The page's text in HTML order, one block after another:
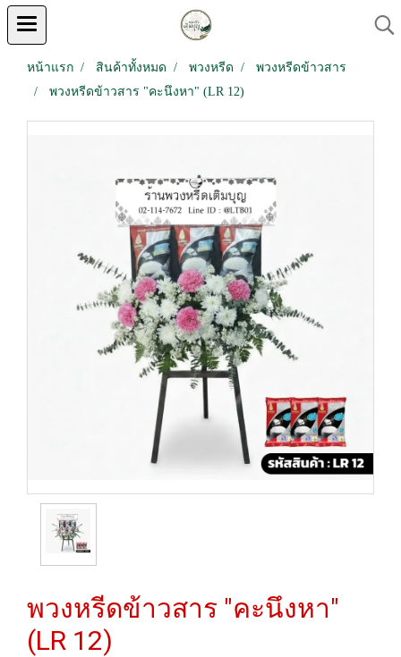
หน้าแรก สินค้าทั้งหมด พวงหรีด
พวงหรีดข้าวสาร
พวงหรีดข้าวสาร "คะนึงหา" (LR 12)
พวงหรีดข้าวสาร "คะนึงหา"
(LR 12)